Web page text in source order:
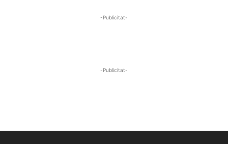
-Publicitat-
-Publicitat-